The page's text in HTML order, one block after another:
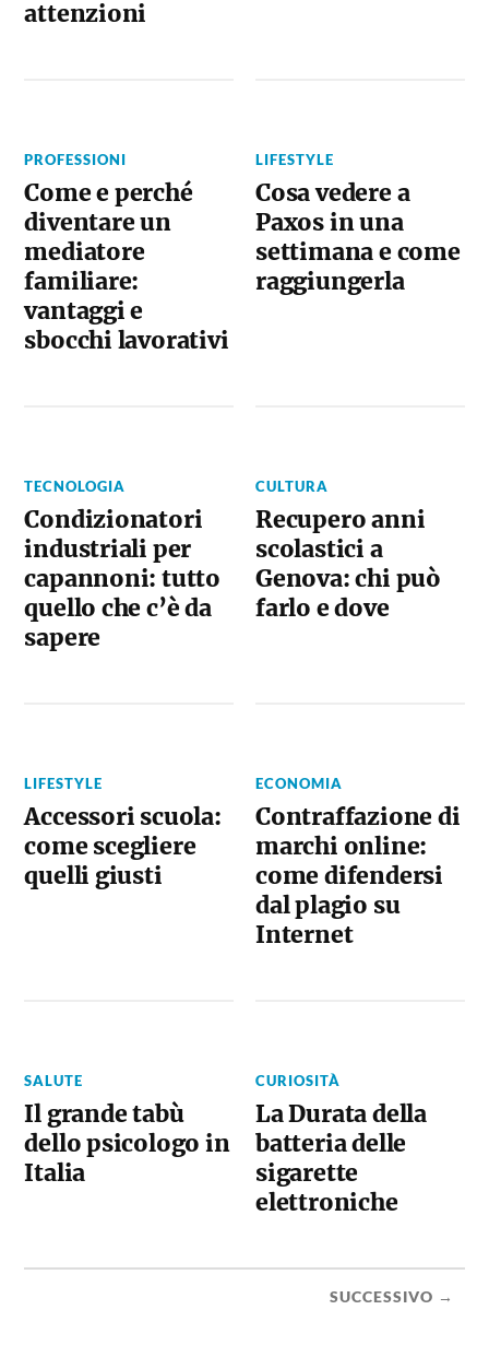
attenzioni
PROFESSIONI
Come e perché
diventare un
mediatore
familiare:
vantaggi e
sbocchi lavorativi
LIFESTYLE
Cosa vedere a
Paxos in una
settimana e come
raggiungerla
TECNOLOGIA
Condizionatori
industriali per
capannoni: tutto
quello che c’è da
sapere
CULTURA
Recupero anni
scolastici a
Genova: chi può
farlo e dove
LIFESTYLE
Accessori scuola:
come scegliere
quelli giusti
ECONOMIA
Contraffazione di
marchi online:
come difendersi
dal plagio su
Internet
SALUTE
Il grande tabù
dello psicologo in
Italia
CURIOSITÀ
La Durata della
batteria delle
sigarette
elettroniche
SUCCESSIVO →